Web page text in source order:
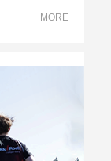
MORE